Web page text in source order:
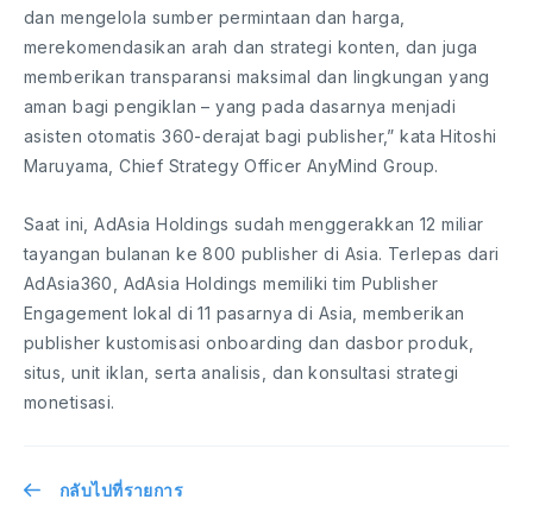
dan mengelola sumber permintaan dan harga,
merekomendasikan arah dan strategi konten, dan juga
memberikan transparansi maksimal dan lingkungan yang
aman bagi pengiklan – yang pada dasarnya menjadi
asisten otomatis 360-derajat bagi publisher,” kata Hitoshi
Maruyama, Chief Strategy Officer AnyMind Group.
Saat ini, AdAsia Holdings sudah menggerakkan 12 miliar
tayangan bulanan ke 800 publisher di Asia. Terlepas dari
AdAsia360, AdAsia Holdings memiliki tim Publisher
Engagement lokal di 11 pasarnya di Asia, memberikan
publisher kustomisasi onboarding dan dasbor produk,
situs, unit iklan, serta analisis, dan konsultasi strategi
monetisasi.
กลับไปที่รายการ